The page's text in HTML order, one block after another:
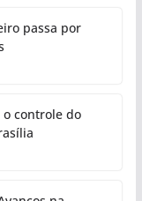
passa por
o controle do